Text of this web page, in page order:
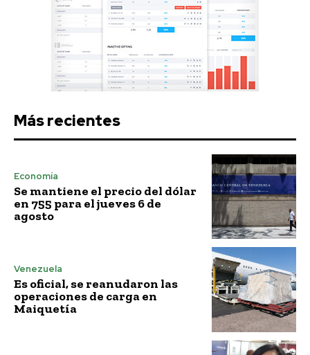
Más recientes
Economía
Se mantiene el precio del dólar
en 755 para el jueves 6 de
agosto
Venezuela
Es oficial, se reanudaron las
operaciones de carga en
Maiquetía